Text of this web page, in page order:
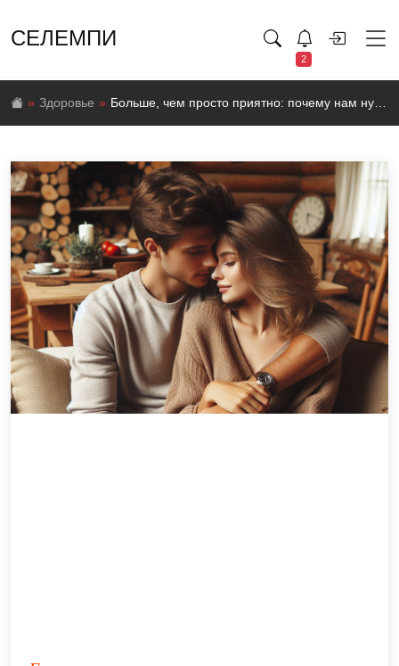
СЕЛЕМПИ
2
Здоровье Больше, чем просто приятно: почему нам нужны физические прикосновения?